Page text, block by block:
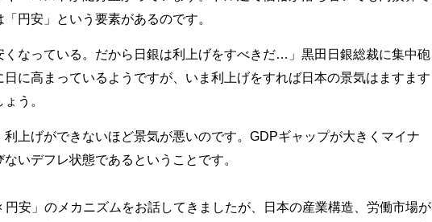
円安」という要素があるのです。
くなっている。だから日銀は利上げをすべきだ…」黒田日銀総裁に集中砲
日に高まっているようですが、いま利上げをすれば日本の景気はますます
う。
利上げができないほど景気が悪いのです。GDPギャップが大きくマイナ
いデフレ状態であるということです。
円安」のメカニズムをお話してきましたが、日本の産業構造、労働市場が